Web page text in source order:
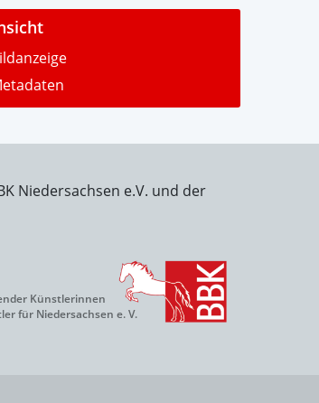
Niedersachsen e.V. und der
Künstlerinnen
für Niedersachsen e. V.